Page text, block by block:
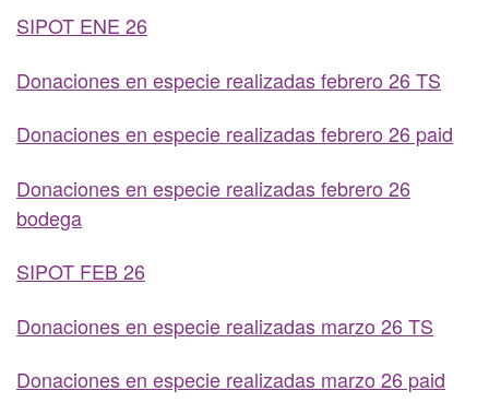
SIPOT ENE 26
Donaciones en especie realizadas febrero 26 TS
Donaciones en especie realizadas febrero 26 paid
Donaciones en especie realizadas febrero 26
bodega
SIPOT FEB 26
Donaciones en especie realizadas marzo 26 TS
Donaciones en especie realizadas marzo 26 paid